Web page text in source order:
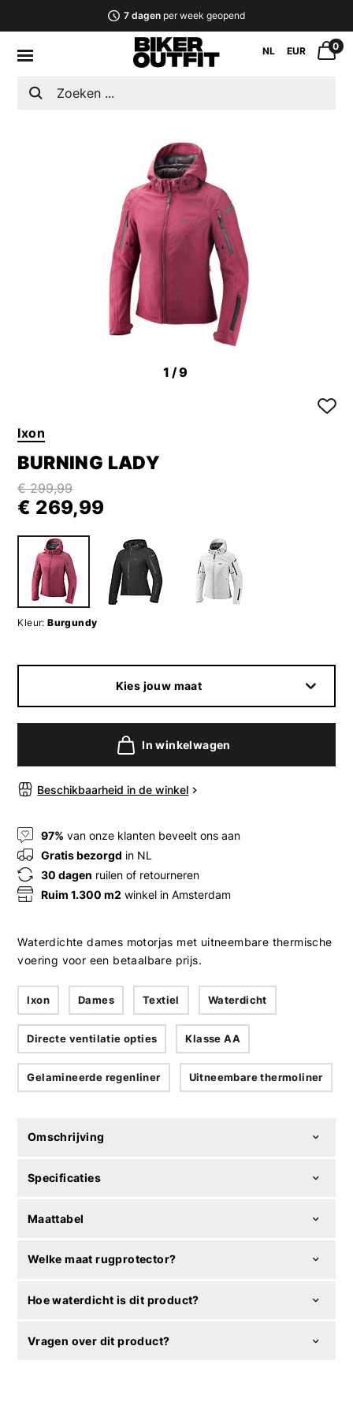
7 dagenper week geopend
NL EUR 0
1 /9
Ixon
BURNING LADY
€ 299,99
€ 269,99
Kleur: Burgundy
Kies jouw maat
In winkelwagen
Beschikbaarheid in de winkel
97% van onze klanten beveelt ons aan
Gratis bezorgd in NL
30 dagen ruilen of retourneren
Ruim 1.300 m2 winkel in Amsterdam
Waterdichte dames motorjas met uitneembare thermische
voering voor een betaalbare prijs.
Ixon Dames Textiel Waterdicht
Directe ventilatie opties Klasse AA
Gelamineerde regenliner Uitneembare thermoliner
Omschrijving
Specificaties
Maattabel
Welke maat rugprotector?
Hoe waterdicht is dit product?
Vragen over dit product?